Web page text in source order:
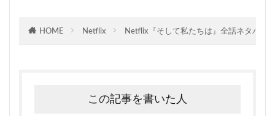
HOME Netflix Netflix『そして私たちは』全話ネタバレ
この記事を書いた人